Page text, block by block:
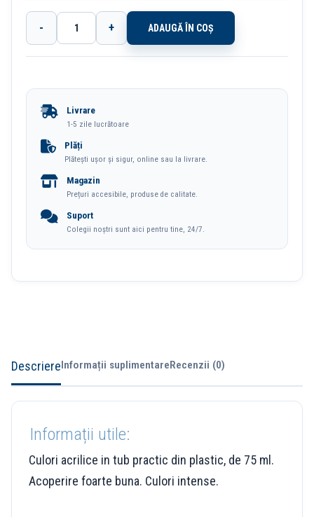
Cantitate
Culori
Maro
Deli
- + ADAUGĂ ÎN COȘ
Livrare
1-5 zile lucrătoare
Plăți
Plătești ușor și sigur, online sau la livrare.
Magazin
Prețuri accesibile, produse de calitate.
Suport
Colegii noștri sunt aici pentru tine, 24/7.
DescriereInformații suplimentareRecenzii (0)
Informații utile:
Culori acrilice in tub practic din plastic, de 75 ml.
Acoperire foarte buna. Culori intense.